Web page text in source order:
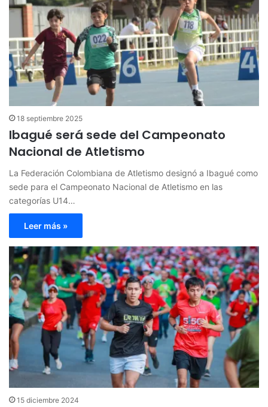
18 septiembre 2025
Ibagué será sede del Campeonato
Nacional de Atletismo
La Federación Colombiana de Atletismo designó a Ibagué como
sede para el Campeonato Nacional de Atletismo en las
categorías U14…
Leer más »
15 diciembre 2024